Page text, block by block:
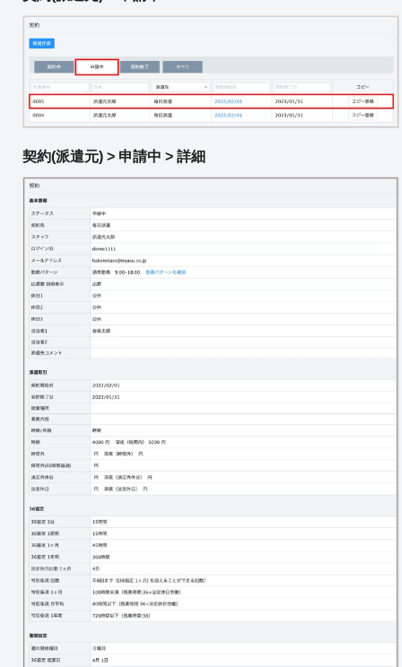
契約(派遣元) > 申請中 > 詳細